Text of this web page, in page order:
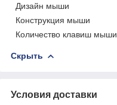
Дизайн мыши
Конструкция мыши
Количество клавиш мыши
Скрыть
Условия доставки